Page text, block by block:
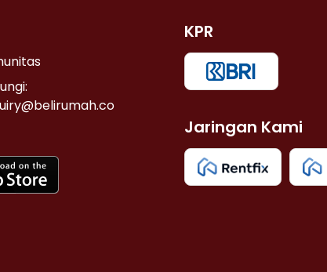
KPR
Jaringan Kami